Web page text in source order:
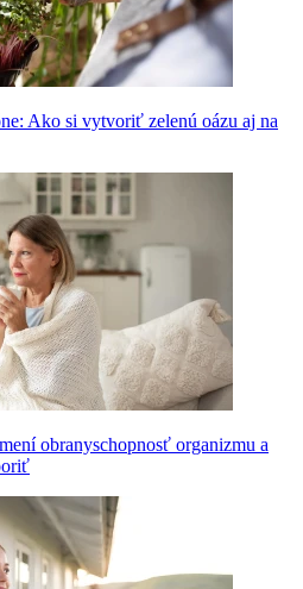
Ako si vytvoriť zelenú oázu aj na
obranyschopnosť organizmu a